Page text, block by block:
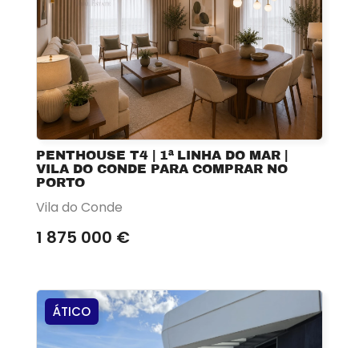
PENTHOUSE T4 | 1ª LINHA DO MAR |
VILA DO CONDE PARA COMPRAR NO
PORTO
Vila do Conde
1 875 000 €
ÁTICO